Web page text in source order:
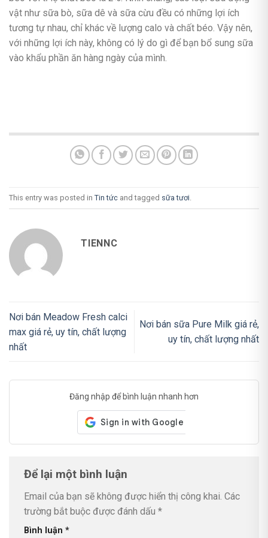
vật như sữa bò, sữa dê và sữa cừu đều có những lợi ích
tương tự nhau, chỉ khác về lượng calo và chất béo. Vậy nên,
với những lợi ích này, không có lý do gì để bạn bổ sung sữa
vào khẩu phần ăn hàng ngày của mình.
This entry was posted in Tin tức and tagged sữa tươi
TIENNC
Nơi bán Meadow Fresh calci
max giá rẻ, uy tín, chất lượng
nhất
Nơi bán sữa Pure Milk giá rẻ,
uy tín, chất lượng nhất
Đăng nhập để bình luận nhanh hơn
Để lại một bình luận
Email của bạn sẽ không được hiển thị công khai. Các
trường bắt buộc được đánh dấu *
Bình luận *